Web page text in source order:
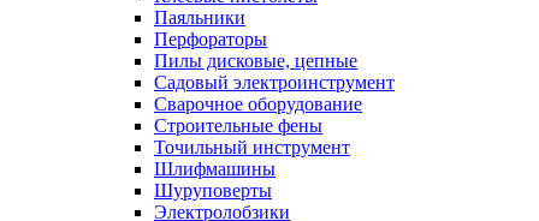
Паяльники
Перфораторы
Пилы дисковые, цепные
Садовый электроинструмент
Сварочное оборудование
Строительные фены
Точильный инструмент
Шлифмашины
Шуруповерты
Электролобзики